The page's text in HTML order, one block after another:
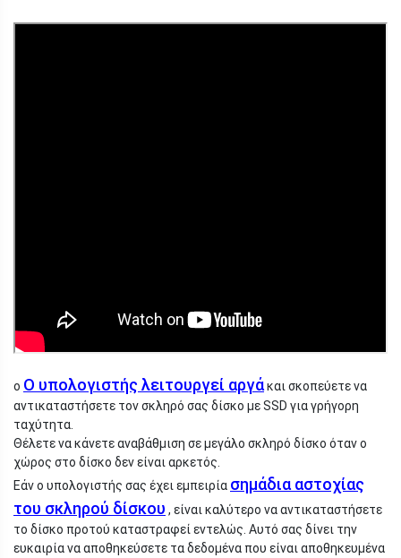
ο Ο υπολογιστής λειτουργεί αργάκαι σκοπεύετε να
αντικαταστήσετε τον σκληρό σας δίσκο με SSD για γρήγορη
ταχύτητα.
Θέλετε να κάνετε αναβάθμιση σε μεγάλο σκληρό δίσκο όταν ο
χώρος στο δίσκο δεν είναι αρκετός.
Εάν ο υπολογιστής σας έχει εμπειρία σημάδια αστοχίας
του σκληρού δίσκου , είναι καλύτερο να αντικαταστήσετε
το δίσκο προτού καταστραφεί εντελώς. Αυτό σας δίνει την
ευκαιρία να αποθηκεύσετε τα δεδομένα που είναι αποθηκευμένα